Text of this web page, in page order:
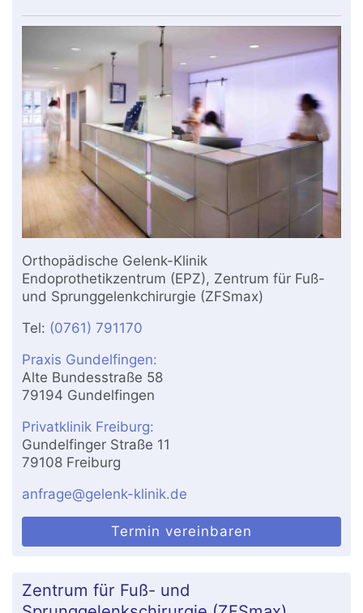
Orthopädische Gelenk-Klinik
Endoprothetikzentrum (EPZ), Zentrum für Fuß-
und Sprunggelenkchirurgie (ZFSmax)
Tel: (0761) 791170
Praxis Gundelfingen:
Alte Bundesstraße 58
79194 Gundelfingen
Privatklinik Freiburg:
Gundelfinger Straße 11
79108 Freiburg
anfrage@gelenk-klinik.de
Termin vereinbaren
Zentrum für Fuß- und